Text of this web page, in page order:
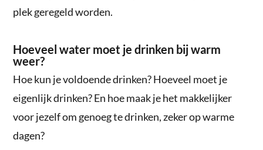
plek geregeld worden.
Hoeveel water moet je drinken bij warm
weer?
Hoe kun je voldoende drinken? Hoeveel moet je
eigenlijk drinken? En hoe maak je het makkelijker
voor jezelf om genoeg te drinken, zeker op warme
dagen?